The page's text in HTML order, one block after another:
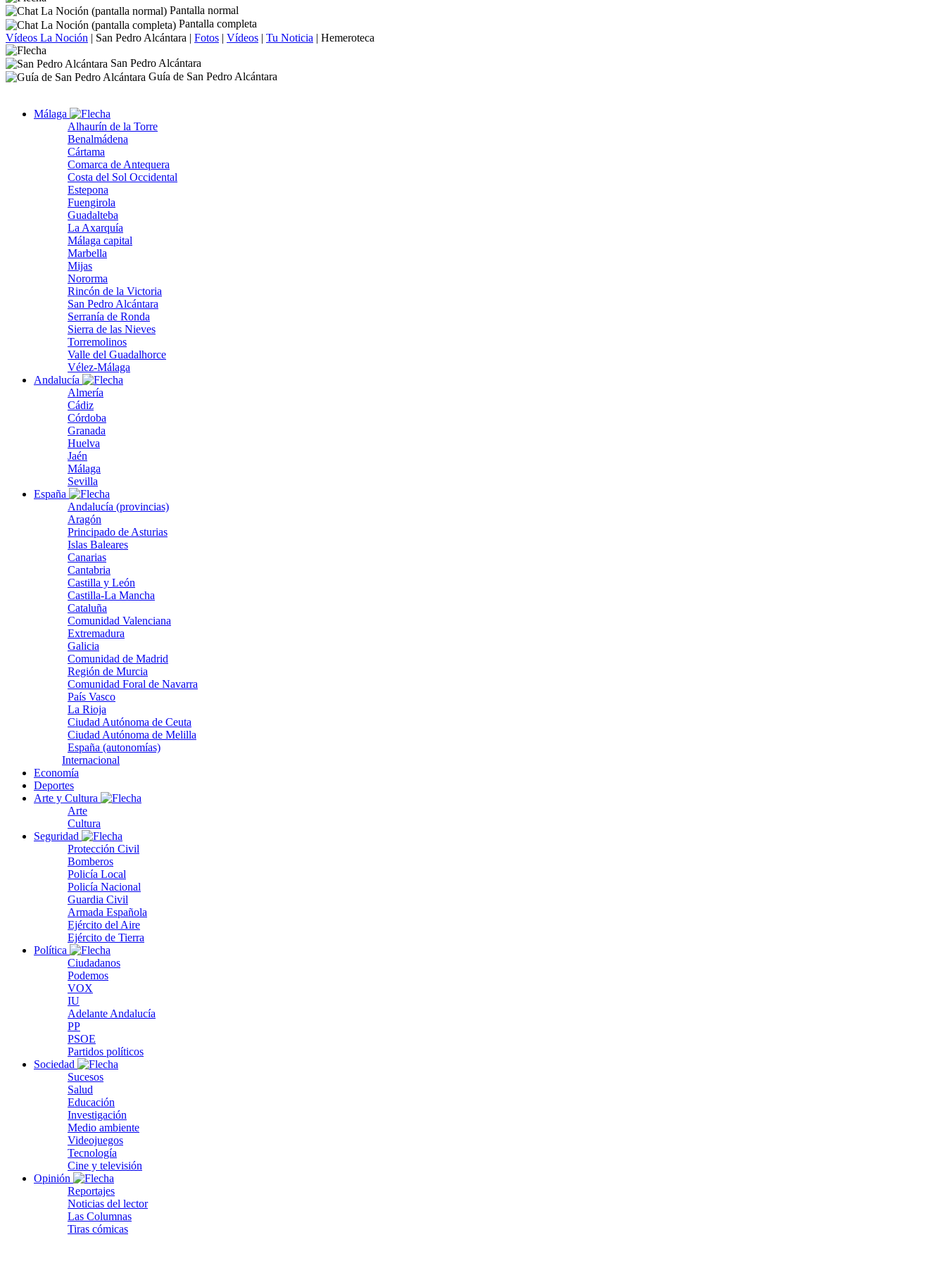
Pantalla normal
Pantalla completa
Vídeos La Noción | San Pedro Alcántara | Fotos | Vídeos | Tu Noticia | Hemeroteca
San Pedro Alcántara
Guía de San Pedro Alcántara
Málaga
Alhaurín de la Torre
Benalmádena
Cártama
Comarca de Antequera
Costa del Sol Occidental
Estepona
Fuengirola
Guadalteba
La Axarquía
Málaga capital
Marbella
Mijas
Nororma
Rincón de la Victoria
San Pedro Alcántara
Serranía de Ronda
Sierra de las Nieves
Torremolinos
Valle del Guadalhorce
Vélez-Málaga
Andalucía
Almería
Cádiz
Córdoba
Granada
Huelva
Jaén
Málaga
Sevilla
España
Andalucía (provincias)
Aragón
Principado de Asturias
Islas Baleares
Canarias
Cantabria
Castilla y León
Castilla-La Mancha
Cataluña
Comunidad Valenciana
Extremadura
Galicia
Comunidad de Madrid
Región de Murcia
Comunidad Foral de Navarra
País Vasco
La Rioja
Ciudad Autónoma de Ceuta
Ciudad Autónoma de Melilla
España (autonomías)
Internacional
Economía
Deportes
Arte y Cultura
Arte
Cultura
Seguridad
Protección Civil
Bomberos
Policía Local
Policía Nacional
Guardia Civil
Armada Española
Ejército del Aire
Ejército de Tierra
Política
Ciudadanos
Podemos
VOX
IU
Adelante Andalucía
PP
PSOE
Partidos políticos
Sociedad
Sucesos
Salud
Educación
Investigación
Medio ambiente
Videojuegos
Tecnología
Cine y televisión
Opinión
Reportajes
Noticias del lector
Las Columnas
Tiras cómicas